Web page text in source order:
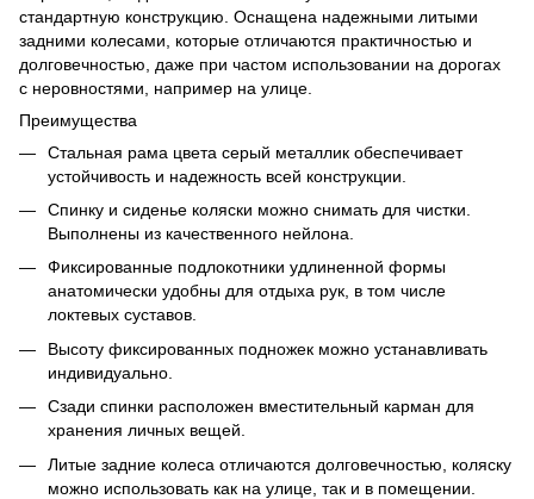
стандартную конструкцию. Оснащена надежными литыми
задними колесами, которые отличаются практичностью и
долговечностью, даже при частом использовании на дорогах
с неровностями, например на улице.
Преимущества
Стальная рама цвета серый металлик обеспечивает
устойчивость и надежность всей конструкции.
Спинку и сиденье коляски можно снимать для чистки.
Выполнены из качественного нейлона.
Фиксированные подлокотники удлиненной формы
анатомически удобны для отдыха рук, в том числе
локтевых суставов.
Высоту фиксированных подножек можно устанавливать
индивидуально.
Сзади спинки расположен вместительный карман для
хранения личных вещей.
Литые задние колеса отличаются долговечностью, коляску
можно использовать как на улице, так и в помещении.